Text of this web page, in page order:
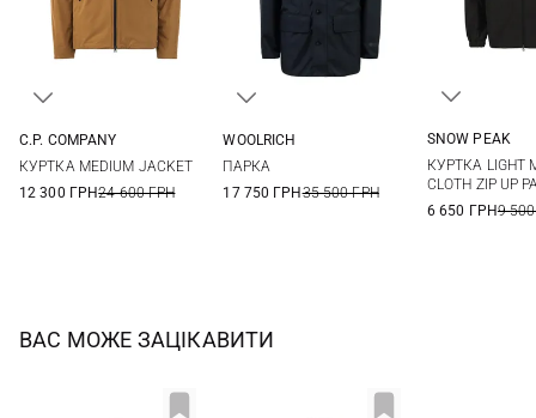
C.P. COMPANY
КУРТКА MEDIUM JACKET
12 300 ГРН24 600 ГРН
WOOLRICH
ПАРКА
17 750 ГРН35 500 ГРН
SNOW PEAK
КУРТКА LIGHT
CLOTH ZIP UP
6 650 ГРН9
ВАС МОЖЕ ЗАЦІКАВИТИ